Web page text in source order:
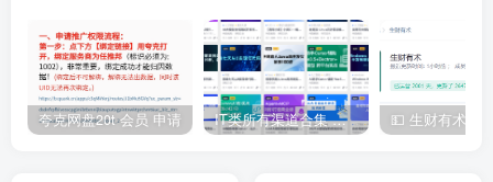
夸克网盘20t 会员 申请 IT类所有渠道合集 持续日更，目前近四千多条资源 年费用户微信私信获取权限